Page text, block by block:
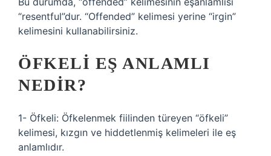
“resentful”dur. “Offended” kelimesi yerine “irgin”
kelimesini kullanabilirsiniz.
ÖFKELI EŞ ANLAMLI
NEDIR?
1- Öfkeli: Öfkelenmek fiilinden türeyen “öfkeli”
kelimesi, kızgın ve hiddetlenmiş kelimeleri ile eş
anlamlıdır.